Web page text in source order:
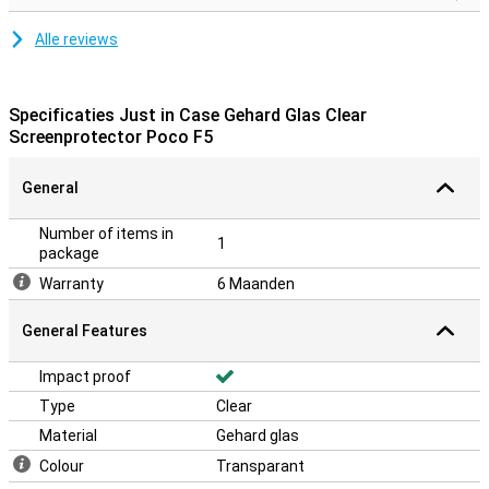
Alle reviews
Specificaties Just in Case Gehard Glas Clear
Screenprotector Poco F5
General
Number of items in
package
1
Warranty 6 Maanden
General Features
Impact proof
Type
Clear
Material
Gehard glas
Colour
Transparant